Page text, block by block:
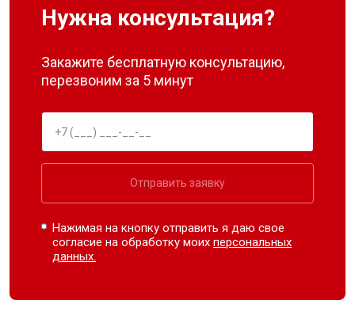
Нужна консультация?
Закажите бесплатную консультацию,
перезвоним за 5 минут
Отправить заявку
Нажимая на кнопку отправить я даю свое
согласие на обработку моихперсональных
данных.